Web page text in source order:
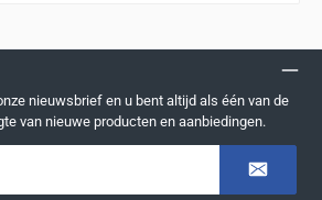
nieuwsbrief en u bent altijd als één van de
van nieuwe producten en aanbiedingen.